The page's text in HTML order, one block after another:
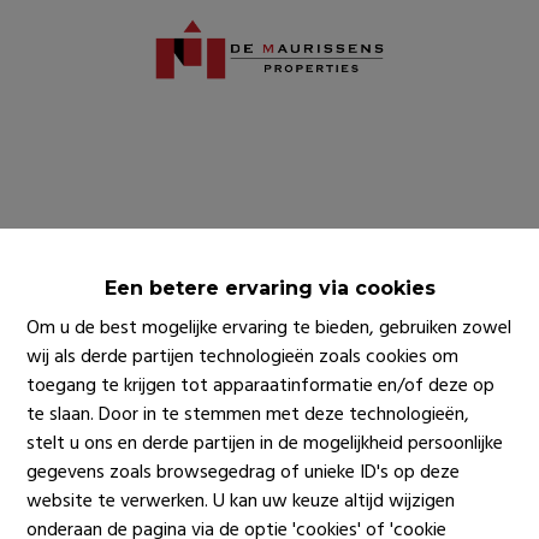
Een betere ervaring via cookies
Om u de best mogelijke ervaring te bieden, gebruiken zowel
wij als derde partijen technologieën zoals cookies om
toegang te krijgen tot apparaatinformatie en/of deze op
te slaan. Door in te stemmen met deze technologieën,
stelt u ons en derde partijen in de mogelijkheid persoonlijke
gegevens zoals browsegedrag of unieke ID's op deze
website te verwerken. U kan uw keuze altijd wijzigen
onderaan de pagina via de optie 'cookies' of 'cookie